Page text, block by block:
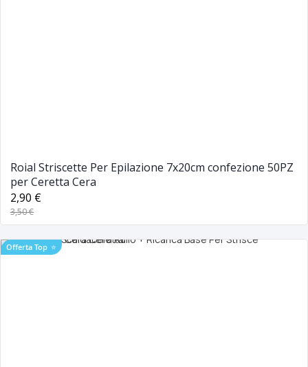
Roial Striscette Per Epilazione 7x20cm confezione 50PZ
per Ceretta Cera
2,90 €
3,50 €
Offerta Top ⭐